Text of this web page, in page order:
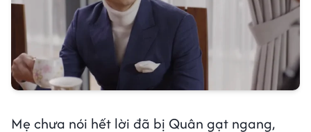
Mẹ chưa nói hết lời đã bị Quân gạt ngang,